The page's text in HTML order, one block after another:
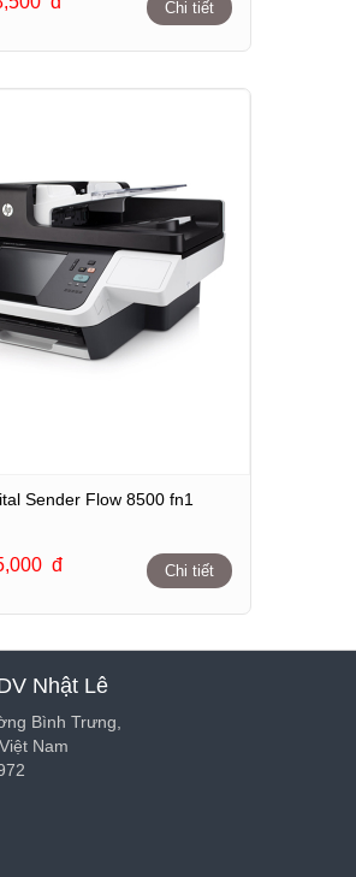
Chi tiết
Sender Flow 8500 fn1
đ Chi tiết
Nhật Lê
Bình Trưng,
Nam